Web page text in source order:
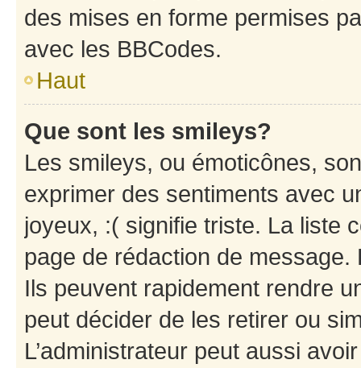
des mises en forme permises
avec les BBCodes.
Haut
Que sont les smileys?
Les smileys, ou émoticônes,
exprimer des sentiments avec
joyeux, :( signifie triste. La liste
page de rédaction de
Ils peuvent rapidement rendre
peut décider de les retirer ou
L’administrateur peut aussi